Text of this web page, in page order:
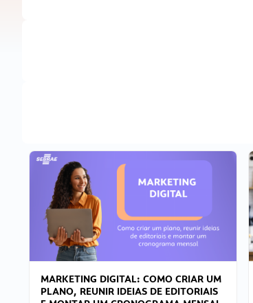
MARKETING DIGITAL: COMO CRIAR UM
PLANO, REUNIR IDEIAS DE EDITORIAIS